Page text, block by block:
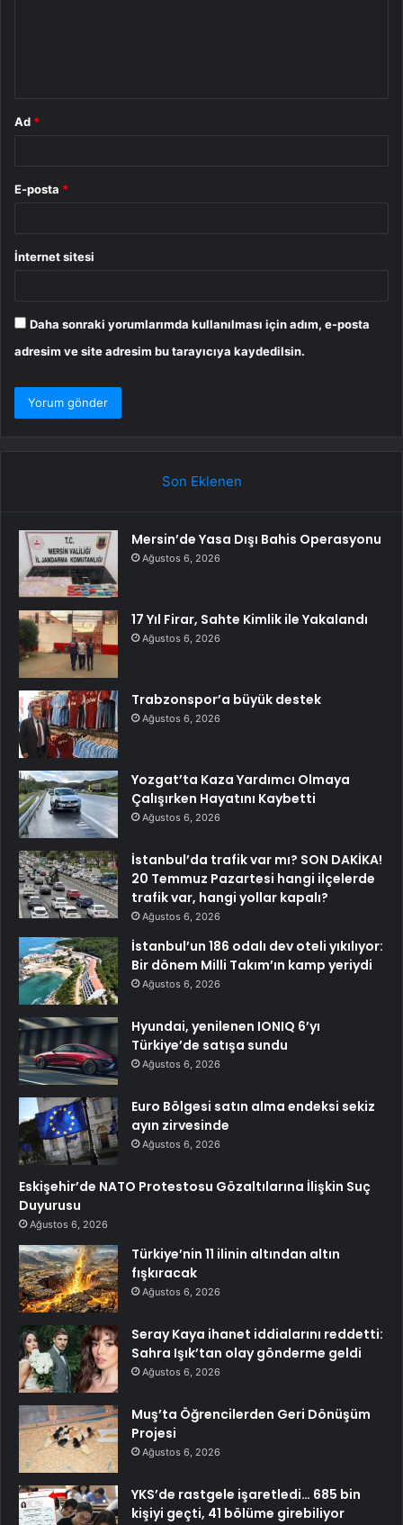
Ad *
E-posta *
İnternet sitesi
Daha sonraki yorumlarımda kullanılması için adım, e-posta
adresim ve site adresim bu tarayıcıya kaydedilsin.
Son Eklenen
Mersin’de Yasa Dışı Bahis Operasyonu
Ağustos 6, 2026
17 Yıl Firar, Sahte Kimlik ile Yakalandı
Ağustos 6, 2026
Trabzonspor’a büyük destek
Ağustos 6, 2026
Yozgat’ta Kaza Yardımcı Olmaya
Çalışırken Hayatını Kaybetti
Ağustos 6, 2026
İstanbul’da trafik var mı? SON DAKİKA!
20 Temmuz Pazartesi hangi ilçelerde
trafik var, hangi yollar kapalı?
Ağustos 6, 2026
İstanbul’un 186 odalı dev oteli yıkılıyor:
Bir dönem Milli Takım’ın kamp yeriydi
Ağustos 6, 2026
Hyundai, yenilenen IONIQ 6’yı
Türkiye’de satışa sundu
Ağustos 6, 2026
Euro Bölgesi satın alma endeksi sekiz
ayın zirvesinde
Ağustos 6, 2026
Eskişehir’de NATO Protestosu Gözaltılarına İlişkin Suç
Duyurusu
Ağustos 6, 2026
Türkiye’nin 11 ilinin altından altın
fışkıracak
Ağustos 6, 2026
Seray Kaya ihanet iddialarını reddetti:
Sahra Işık’tan olay gönderme geldi
Ağustos 6, 2026
Muş’ta Öğrencilerden Geri Dönüşüm
Projesi
Ağustos 6, 2026
YKS’de rastgele işaretledi… 685 bin
kişiyi geçti, 41 bölüme girebiliyor